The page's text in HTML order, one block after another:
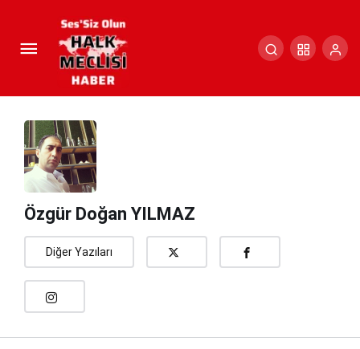
Özgür Doğan YILMAZ
Diğer Yazıları
Yargı Sofrasında Derin Bağlar:
Bir Fotoğrafın Anlattıkları
Yorum Yap